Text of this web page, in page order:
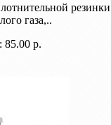
газа,..
85.00 р.